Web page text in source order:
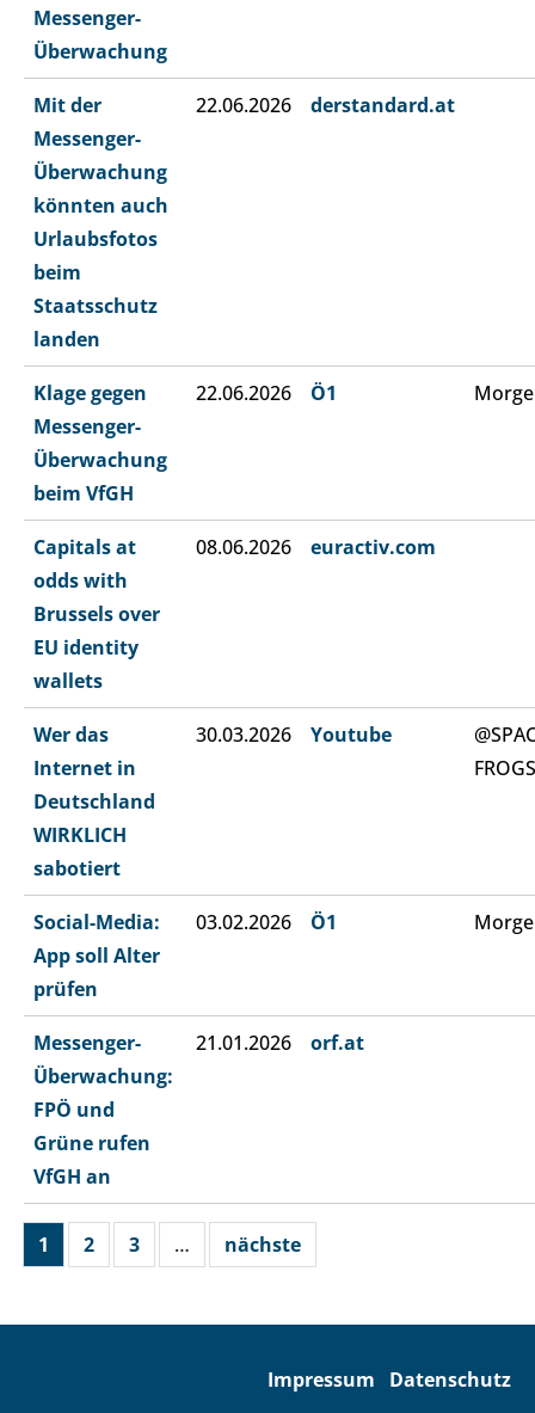
Messenger-
Überwachung
Mit der
Messenger-
Überwachung
könnten auch
Urlaubsfotos
beim
Staatsschutz
landen
22.06.2026 derstandard.at
Klage gegen
Messenger-
Überwachung
beim VfGH
22.06.2026 Ö1
Capitals at
odds with
Brussels over
EU identity
wallets
08.06.2026 euractiv.com
Wer das
Internet in
Deutschland
WIRKLICH
sabotiert
30.03.2026 Youtube
FROGS
Social-Media:
App soll Alter
prüfen
03.02.2026 Ö1
Messenger-
Überwachung:
FPÖ und
Grüne rufen
VfGH an
21.01.2026 orf.at
1 2 3 … nächste
Impressum Datenschutz